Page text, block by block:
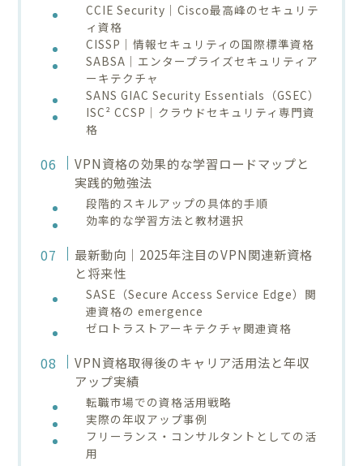
CCIE Security｜Cisco最高峰のセキュリテ
ィ資格
CISSP｜情報セキュリティの国際標準資格
SABSA｜エンタープライズセキュリティア
ーキテクチャ
SANS GIAC Security Essentials（GSEC）
ISC² CCSP｜クラウドセキュリティ専門資
格
VPN資格の効果的な学習ロードマップと
実践的勉強法
段階的スキルアップの具体的手順
効率的な学習方法と教材選択
最新動向｜2025年注目のVPN関連新資格
と将来性
SASE（Secure Access Service Edge）関
連資格の emergence
ゼロトラストアーキテクチャ関連資格
VPN資格取得後のキャリア活用法と年収
アップ実績
転職市場での資格活用戦略
実際の年収アップ事例
フリーランス・コンサルタントとしての活
用